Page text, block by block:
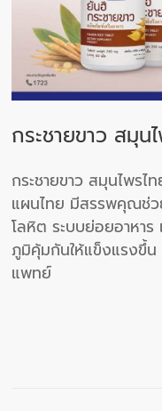
กระชายขาว สมุ
กระชายขาว สมุนไพรไ
แผนไทย มีสรรพคุณช่ว
โลหิต ระบบย่อยอาหาร
ภูมิคุ้มกันให้แข็งแรงขึ้น
แพทย์